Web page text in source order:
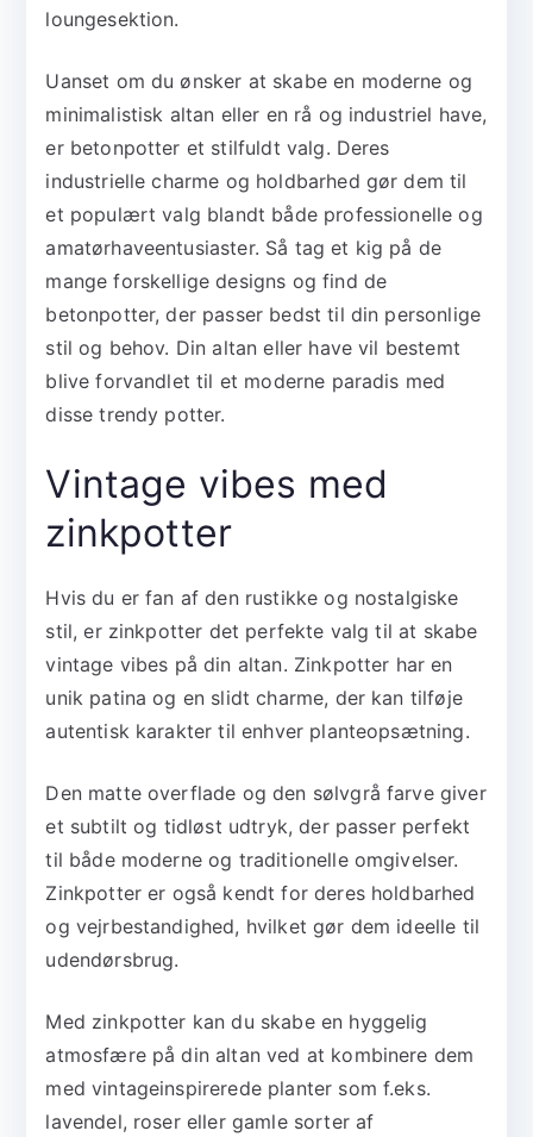
loungesektion.
Uanset om du ønsker at skabe en moderne og
minimalistisk altan eller en rå og industriel have,
er betonpotter et stilfuldt valg. Deres
industrielle charme og holdbarhed gør dem til
et populært valg blandt både professionelle og
amatørhaveentusiaster. Så tag et kig på de
mange forskellige designs og find de
betonpotter, der passer bedst til din personlige
stil og behov. Din altan eller have vil bestemt
blive forvandlet til et moderne paradis med
disse trendy potter.
Vintage vibes med
zinkpotter
Hvis du er fan af den rustikke og nostalgiske
stil, er zinkpotter det perfekte valg til at skabe
vintage vibes på din altan. Zinkpotter har en
unik patina og en slidt charme, der kan tilføje
autentisk karakter til enhver planteopsætning.
Den matte overflade og den sølvgrå farve giver
et subtilt og tidløst udtryk, der passer perfekt
til både moderne og traditionelle omgivelser.
Zinkpotter er også kendt for deres holdbarhed
og vejrbestandighed, hvilket gør dem ideelle til
udendørsbrug.
Med zinkpotter kan du skabe en hyggelig
atmosfære på din altan ved at kombinere dem
med vintageinspirerede planter som f.eks.
lavendel, roser eller gamle sorter af